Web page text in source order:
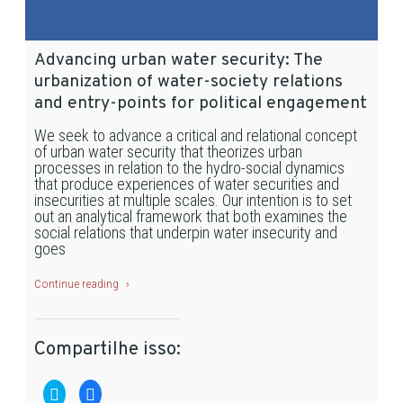
Advancing urban water security: The
urbanization of water-society relations
and entry-points for political engagement
We seek to advance a critical and relational concept
of urban water security that theorizes urban
processes in relation to the hydro-social dynamics
that produce experiences of water securities and
insecurities at multiple scales. Our intention is to set
out an analytical framework that both examines the
social relations that underpin water insecurity and
goes
Continue reading
Compartilhe isso:
Clique Clique